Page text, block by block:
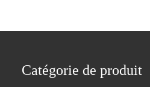
Catégorie de produit